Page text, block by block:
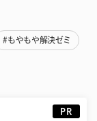
#もやもや解決ゼミ
PR